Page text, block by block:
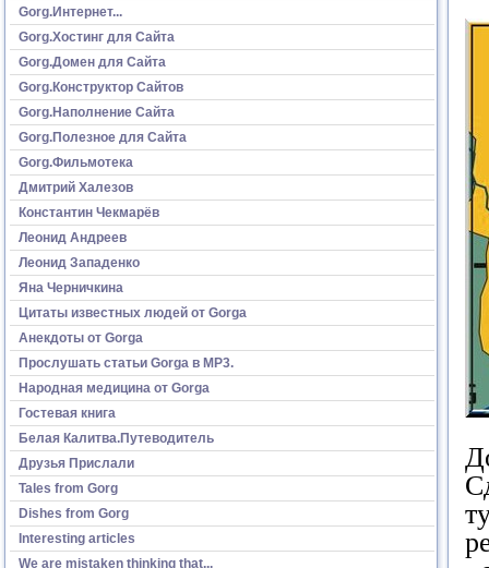
Gorg.Интернет...
Gorg.Хостинг для Сайта
Gorg.Домен для Сайта
Gorg.Конструктор Сайтов
Gorg.Наполнение Сайта
Gorg.Полезное для Сайта
Gorg.Фильмотека
Дмитрий Халезов
Константин Чекмарёв
Леонид Андреев
Леонид Западенко
Яна Черничкина
Цитаты известных людей от Gorga
Анекдоты от Gorga
Прослушать статьи Gorga в МР3.
Народная медицина от Gorga
Гостевая книга
Белая Калитва.Путеводитель
Друзья Прислали
Tales from Gorg
Dishes from Gorg
Interesting articles
We are mistaken thinking that...